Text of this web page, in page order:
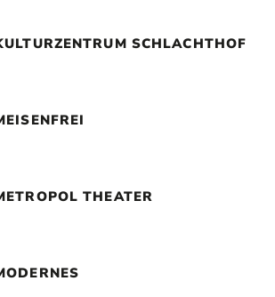
SCHLACHTHOF
THEATER